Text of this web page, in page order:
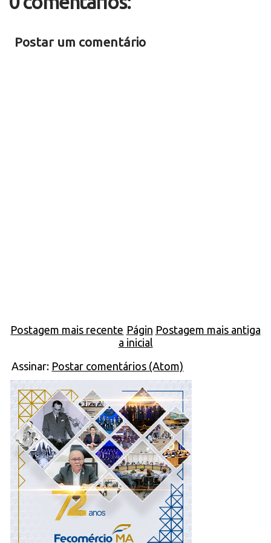
Postar um comentário
Postagem mais recente Postagem mais antiga
Págin
a inicial
Assinar: Postar comentários (Atom)